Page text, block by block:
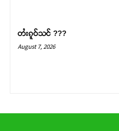
တႆးၵူဝ်သင် ???
August 7, 2026